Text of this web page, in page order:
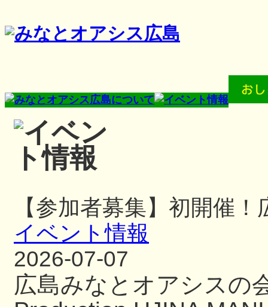
【参加者募集】初開催
イベント情報
2026-07-07
広島みなとオアシスの